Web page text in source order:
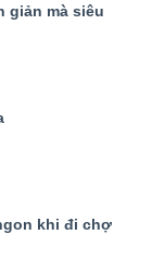
giản mà siêu
khi đi chợ